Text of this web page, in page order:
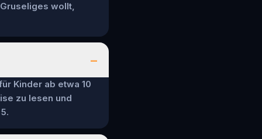
wollt,
–
Kinder ab etwa 10
zu lesen und